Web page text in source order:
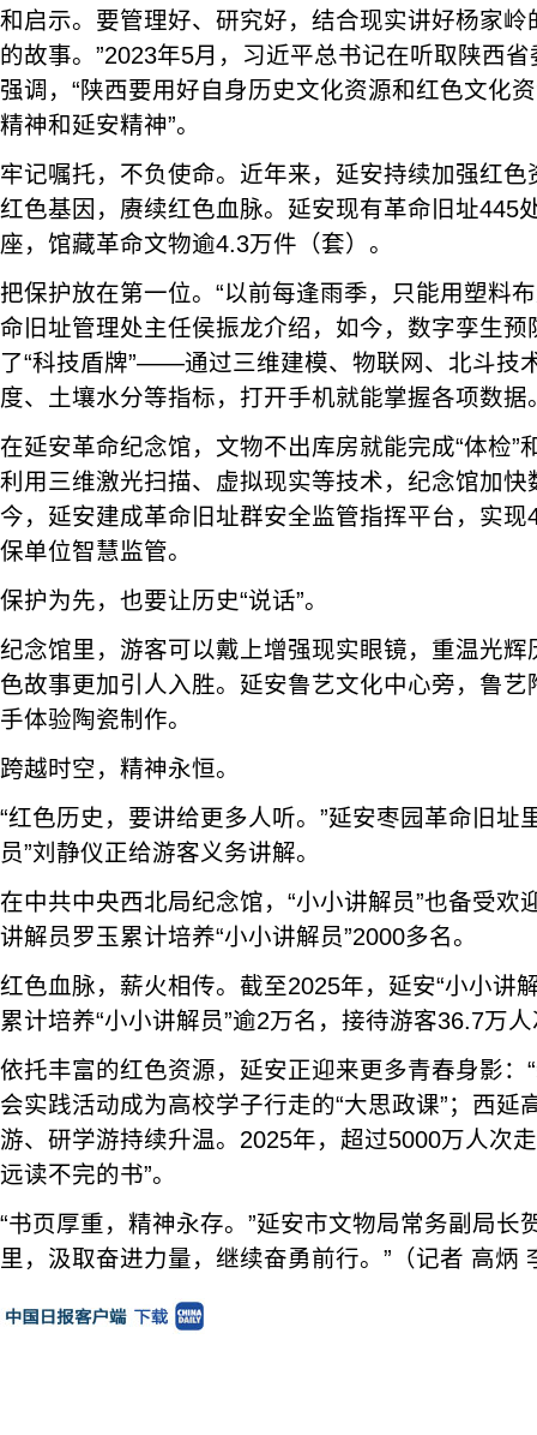
和启示。要管理好、研究好，结合现实讲好杨家
的故事。”2023年5月，习近平总书记在听取陕西
强调，“陕西要用好自身历史文化资源和红色文化
精神和延安精神”。
牢记嘱托，不负使命。近年来，延安持续加强红
红色基因，赓续红色血脉。延安现有革命旧址445
座，馆藏革命文物逾4.3万件（套）。
把保护放在第一位。“以前每逢雨季，只能用塑料
命旧址管理处主任侯振龙介绍，如今，数字孪生
了“科技盾牌”——通过三维建模、物联网、北斗技
度、土壤水分等指标，打开手机就能掌握各项数据
在延安革命纪念馆，文物不出库房就能完成“体检”
利用三维激光扫描、虚拟现实等技术，纪念馆加
今，延安建成革命旧址群安全监管指挥平台，实
保单位智慧监管。
保护为先，也要让历史“说话”。
纪念馆里，游客可以戴上增强现实眼镜，重温光
色故事更加引人入胜。延安鲁艺文化中心旁，鲁
手体验陶瓷制作。
跨越时空，精神永恒。
“红色历史，要讲给更多人听。”延安枣园革命旧址
员”刘静仪正给游客义务讲解。
在中共中央西北局纪念馆，“小小讲解员”也备受欢
讲解员罗玉累计培养“小小讲解员”2000多名。
红色血脉，薪火相传。截至2025年，延安“小小讲
累计培养“小小讲解员”逾2万名，接待游客36.7万
依托丰富的红色资源，延安正迎来更多青春身影：
会实践活动成为高校学子行走的“大思政课”；西延
游、研学游持续升温。2025年，超过5000万人次
远读不完的书”。
“书页厚重，精神永存。”延安市文物局常务副局长
里，汲取奋进力量，继续奋勇前行。”（记者 高炳